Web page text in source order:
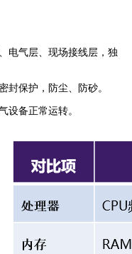
气层、现场接线层，独
保护，防尘、防砂。
备正常运转。